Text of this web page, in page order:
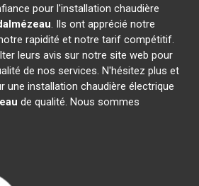
pour l'installation chaudière
. Ils ont apprécié notre
rapidité et notre tarif compétitif.
leurs avis sur notre site web pour
de nos services. N'hésitez plus et
une installation chaudière électrique
de qualité. Nous sommes